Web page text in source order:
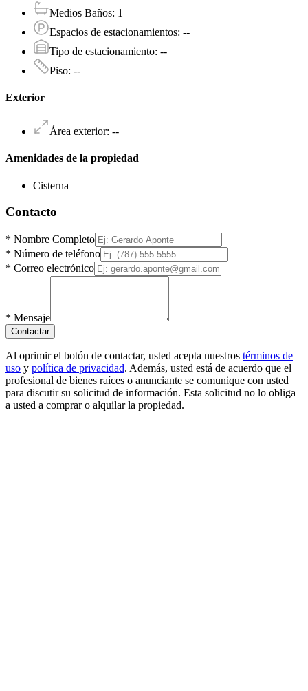
Medios Baños: 1
Espacios de estacionamientos: --
Tipo de estacionamiento: --
Piso: --
Exterior
Área exterior: --
Amenidades de la propiedad
Cisterna
Contacto
* Nombre Completo
* Número de teléfono
* Correo electrónico
* Mensaje
Contactar
Al oprimir el botón de contactar, usted acepta nuestros términos de
uso y política de privacidad. Además, usted está de acuerdo que el
profesional de bienes raíces o anunciante se comunique con usted
para discutir su solicitud de información. Esta solicitud no lo obliga
a usted a comprar o alquilar la propiedad.